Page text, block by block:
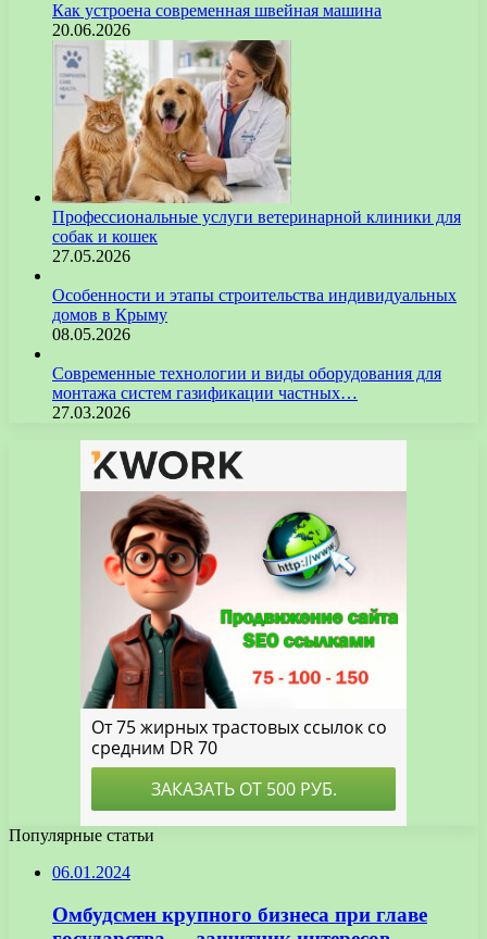
Как устроена современная швейная машина
20.06.2026
Профессиональные услуги ветеринарной клиники для
собак и кошек
27.05.2026
Особенности и этапы строительства индивидуальных
домов в Крыму
08.05.2026
Современные технологии и виды оборудования для
монтажа систем газификации частных…
27.03.2026
Популярные статьи
06.01.2024
Омбудсмен крупного бизнеса при главе